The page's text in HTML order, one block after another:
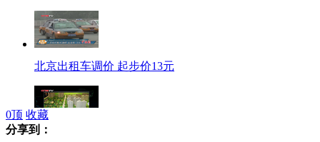
北京出租车调价 起步价13元
0顶 收藏
分享到：